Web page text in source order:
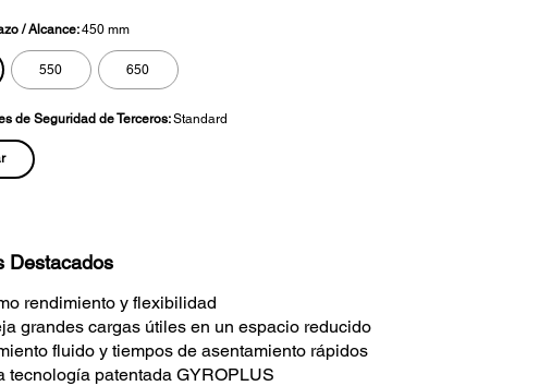
/ Alcance:450 mm
550 650
de Seguridad de Terceros:Standard
Destacados
rendimiento y flexibilidad
grandes cargas útiles en un espacio reducido
fluido y tiempos de asentamiento rápidos
tecnología patentada GYROPLUS